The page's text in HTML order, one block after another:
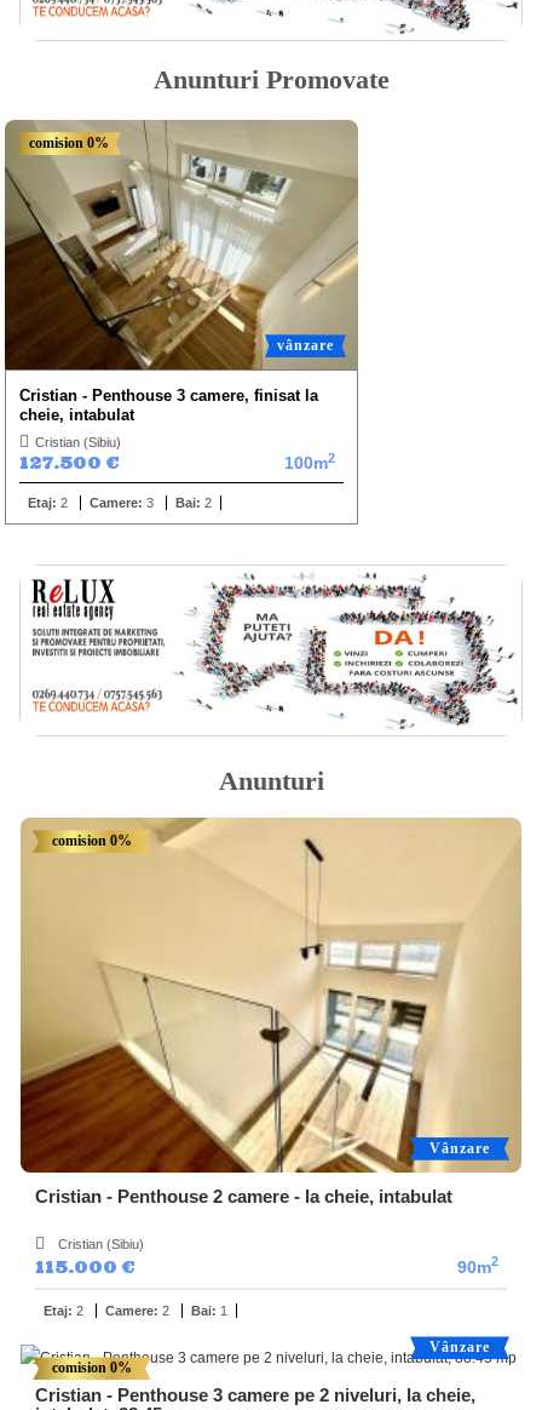
Anunturi Promovate
vânzare
comision 0%
Cristian - Penthouse 3 camere, finisat la
cheie, intabulat
Cristian (Sibiu)
127.500 € 100m2
Etaj: 2 Camere: 3 Bai: 2
Anunturi
Vânzare
comision 0%
Cristian - Penthouse 2 camere - la cheie, intabulat
Cristian (Sibiu)
115.000 € 90m2
Etaj: 2 Camere: 2 Bai: 1
Vânzare
comision 0%
Cristian - Penthouse 3 camere pe 2 niveluri, la cheie,